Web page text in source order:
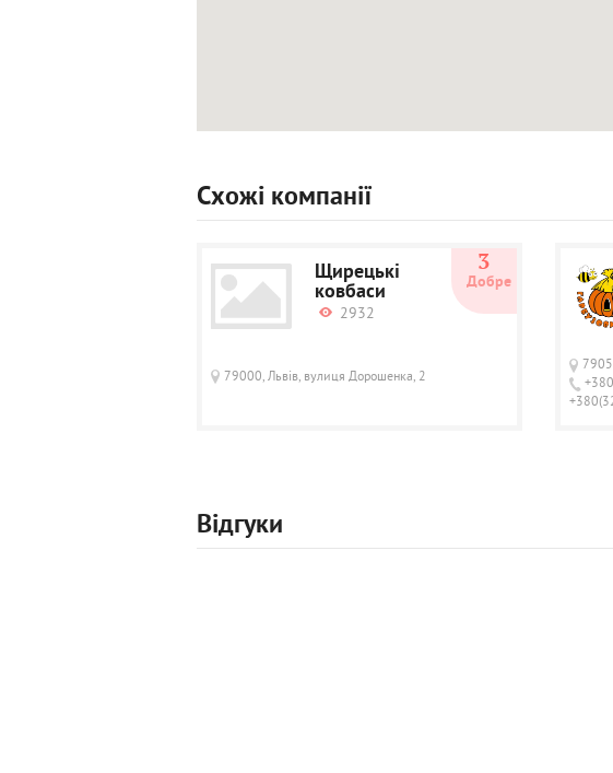
Схожі компанії
Щирецькі
ковбаси
2932
79000, Львів, вулиця Дорошенка, 2
3
Добре
Відгуки